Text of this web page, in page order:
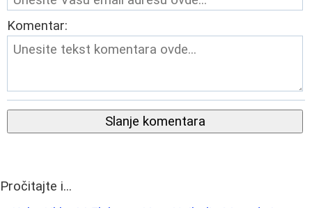
Komentar:
Slanje komentara
Pročitajte i...